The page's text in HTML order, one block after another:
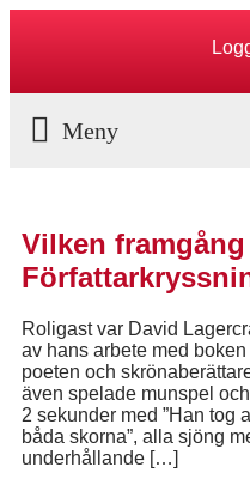
Vilken
Roligast var David
av hans arbete med
poeten och
även spelade munspel
2 sekunder med ”Han tog
båda skorna”, alla sjöng
underhållande […]